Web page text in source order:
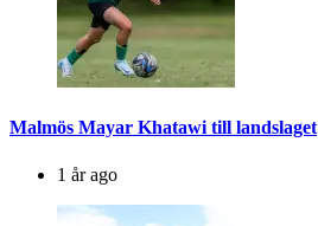
Malmös Mayar Khatawi till landslaget
1 år ago